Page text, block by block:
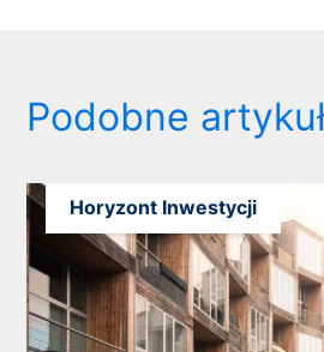
Podobne
Horyzont Inwestycji